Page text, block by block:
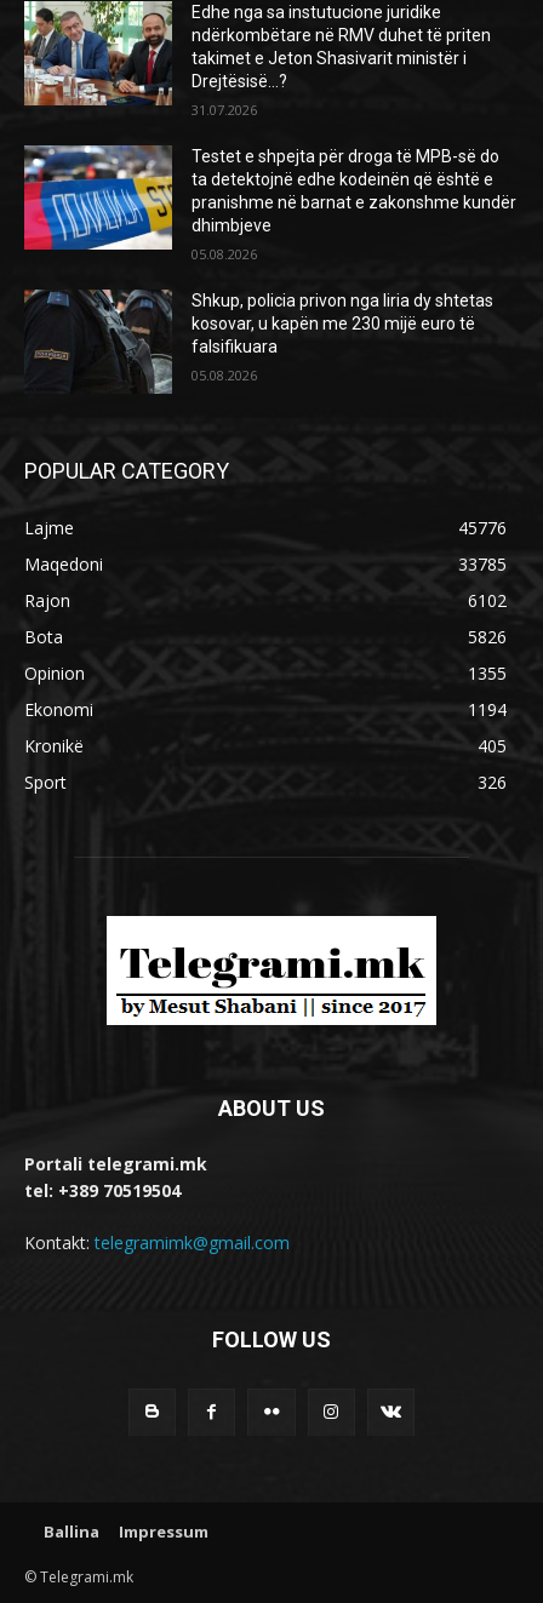
Edhe nga sa instutucione juridike
ndërkombëtare në RMV duhet të priten
takimet e Jeton Shasivarit ministër i
Drejtësisë…?
31.07.2026
Testet e shpejta për droga të MPB-së do
ta detektojnë edhe kodeinën që është e
pranishme në barnat e zakonshme kundër
dhimbjeve
05.08.2026
Shkup, policia privon nga liria dy shtetas
kosovar, u kapën me 230 mijë euro të
falsifikuara
05.08.2026
POPULAR CATEGORY
Lajme
45776
Maqedoni
33785
Rajon
6102
Bota
5826
Opinion
1355
Ekonomi
1194
Kronikë
405
Sport
326
ABOUT US
Portali telegrami.mk
tel: +389 70519504
Kontakt:telegramimk@gmail.com
FOLLOW US
Ballina Impressum
© Telegrami.mk